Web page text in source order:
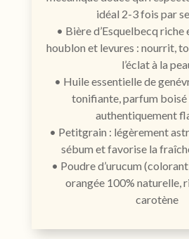
idéal 2-3 fois par
• Bière d’Esquelbecq riche
houblon et levures : nourrit,
l’éclat à la
• Huile essentielle de
tonifiante, parfum
authentiquement
• Petitgrain : légèrement
sébum et favorise la
• Poudre d’urucum
orangée 100% naturelle,
carotène